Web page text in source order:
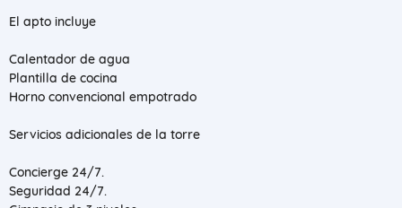
El apto incluye
Calentador de agua
Plantilla de cocina
Horno convencional empotrado
Servicios adicionales de la torre
Concierge 24/7.
Seguridad 24/7.